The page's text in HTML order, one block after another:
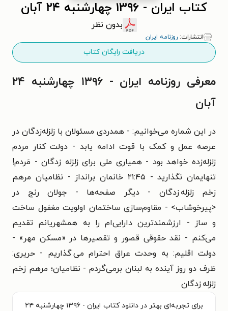
کتاب ایران - ۱۳۹۶ چهارشنبه ۲۴ آبان
بدون نظر
انتشارات: روزنامه ایران
دریافت رایگان کتاب
معرفی روزنامه ایران - ۱۳۹۶ چهارشنبه ۲۴
آبان
در این شماره می‌خوانیم: - همدردی مسئولان با زلزله‌زدگان در
عرصه عمل و کمک با قوت ادامه یابد - دولت کنار مردم
زلزله‌زده خواهد بود - همیاری ملی برای زلزله زدگان - مَردم!
تنهایمان نگذارید - ۲۱:۴۵ خانمان برانداز - نظامیان مرهم
زخم زلزله زدگان - دیگر صفحه‌ها - جولان رنج در
<پیرخوشاب> - مقاوم‌سازی ساختمان اولویت مغفول ساخت
و ساز - ارزشمندترین دارایی‌ام را به همشهریانم تقدیم
می‌کنم - نقد حقوقی قصور و تقصیرها در «مسکن مهر» -
دولت اقلیم: به وحدت عراق احترام می گذاریم - حریری:
ظرف دو روز آینده به لبنان برمی‌گردم - نظامیان؛ مرهم زخم
زلزله زدگان
برای تجربه‌ای بهتر در دانلود کتاب ایران - ۱۳۹۶ چهارشنبه ۲۴